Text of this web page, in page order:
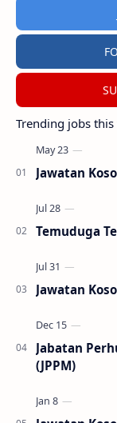
Trending jobs this
Jawatan
Temuduga
Jawatan
Jabatan
(JPPM)